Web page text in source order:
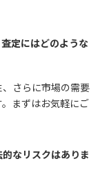
定にはどのような
さらに市場の需要
まずはお気軽にご
なリスクはありま